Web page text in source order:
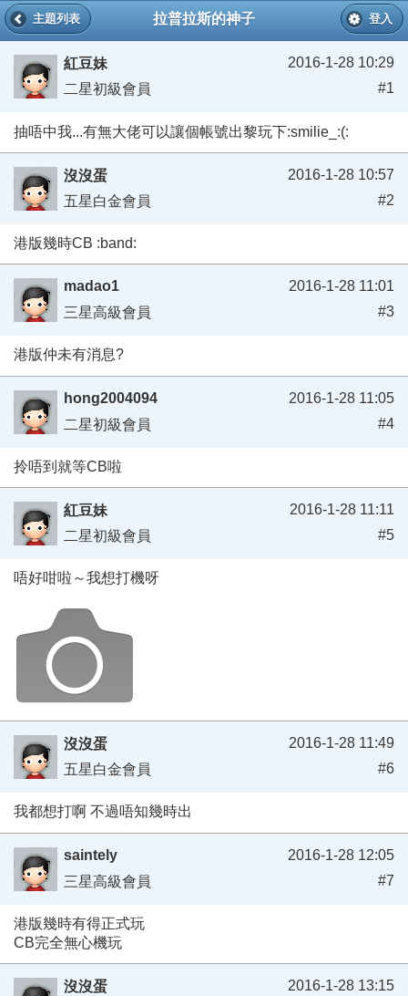
拉普拉斯的神子
主題列表 登入
紅豆妹
二星初級會員
2016-1-28 10:29
#1
抽唔中我...有無大佬可以讓個帳號出黎玩下:smilie_:(:
沒沒蛋
五星白金會員
2016-1-28 10:57
#2
港版幾時CB :band:
madao1
三星高級會員
2016-1-28 11:01
#3
港版仲未有消息?
hong2004094
二星初級會員
2016-1-28 11:05
#4
拎唔到就等CB啦
紅豆妹
二星初級會員
2016-1-28 11:11
#5
唔好咁啦～我想打機呀
沒沒蛋
五星白金會員
2016-1-28 11:49
#6
我都想打啊 不過唔知幾時出
saintely
三星高級會員
2016-1-28 12:05
#7
港版幾時有得正式玩
CB完全無心機玩
沒沒蛋
2016-1-28 13:15